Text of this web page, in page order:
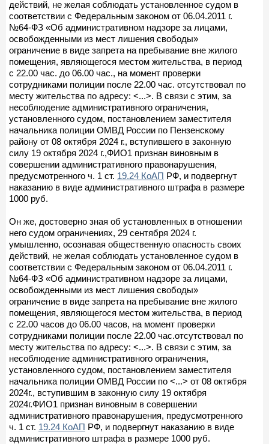
действий, не желая соблюдать установленное судом в
соответствии с Федеральным законом от 06.04.2011 г.
№64-ФЗ «Об административном надзоре за лицами,
освобожденными из мест лишения свободы»
ограничение в виде запрета на пребывание вне жилого
помещения, являющегося местом жительства, в период
с 22.00 час. до 06.00 час., на момент проверки
сотрудниками полиции после 22.00 час. отсутствовал по
месту жительства по адресу: <...>. В связи с этим, за
несоблюдение административного ограничения,
установленного судом, постановлением заместителя
начальника полиции ОМВД России по Пензенскому
району от 08 октября 2024 г., вступившего в законную
силу 19 октября 2024 г.,ФИО1 признан виновным в
совершении административного правонарушения,
предусмотренного ч. 1 ст. 19.24 КоАП РФ, и подвергнут
наказанию в виде административного штрафа в размере
1000 руб.
Он же, достоверно зная об установленных в отношении
него судом ограничениях, 29 сентября 2024 г.
умышленно, осознавая общественную опасность своих
действий, не желая соблюдать установленное судом в
соответствии с Федеральным законом от 06.04.2011 г.
№64-ФЗ «Об административном надзоре за лицами,
освобожденными из мест лишения свободы»
ограничение в виде запрета на пребывание вне жилого
помещения, являющегося местом жительства, в период
с 22.00 часов до 06.00 часов, на момент проверки
сотрудниками полиции после 22.00 час.отсутствовал по
месту жительства по адресу: <...>. В связи с этим, за
несоблюдение административного ограничения,
установленного судом, постановлением заместителя
начальника полиции ОМВД России по <...> от 08 октября
2024г., вступившим в законную силу 19 октября
2024г.ФИО1 признан виновным в совершении
административного правонарушения, предусмотренного
ч. 1 ст. 19.24 КоАП РФ, и подвергнут наказанию в виде
административного штрафа в размере 1000 руб.